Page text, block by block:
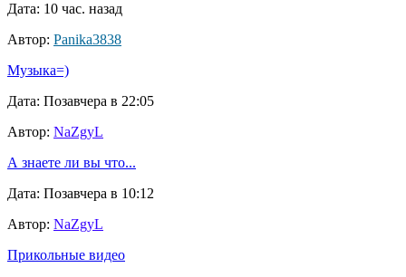
Дата: 10 час. назад
Автор: Panika3838
Музыка=)
Дата: Позавчера в 22:05
Автор: NaZgyL
А знаете ли вы что...
Дата: Позавчера в 10:12
Автор: NaZgyL
Прикольные видео